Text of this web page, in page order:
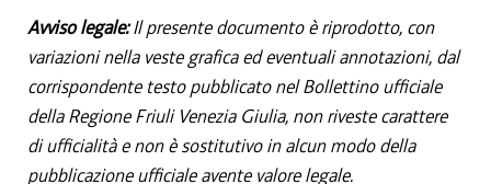
Avviso legale:Il presente documento è riprodotto, con
variazioni nella veste grafica ed eventuali annotazioni, dal
corrispondente testo pubblicato nel Bollettino ufficiale
della Regione Friuli Venezia Giulia, non riveste carattere
di ufficialità e non è sostitutivo in alcun modo della
pubblicazione ufficiale avente valore legale.